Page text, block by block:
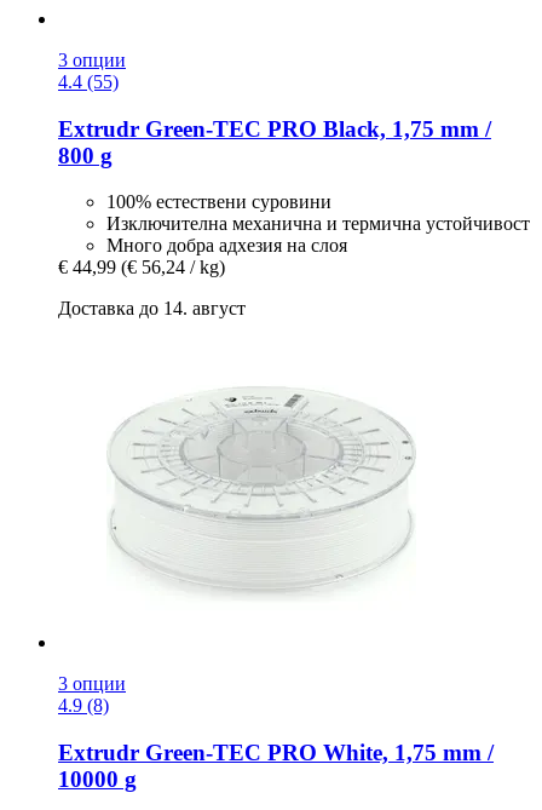
3 опции
4.4 (55)
Extrudr Green-​TEC PRO Black, 1,75 mm /
800 g
100% естествени суровини
Изключителна механична и термична устойчивост
Много добра адхезия на слоя
€ 44,99 (€ 56,24 / kg)
Доставка до 14. август
3 опции
4.9 (8)
Extrudr Green-​TEC PRO White, 1,75 mm /
10000 g